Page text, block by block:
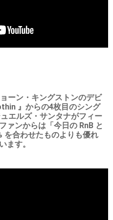
ーン・キングストンのデビ
』からの4枚目のシング
エルズ・サンタナがフィー
ァンからは「今日の RnB と
を合わせたものよりも優れ
ます。